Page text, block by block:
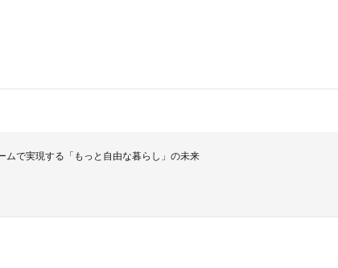
ムで実現する「もっと自由な暮らし」の未来